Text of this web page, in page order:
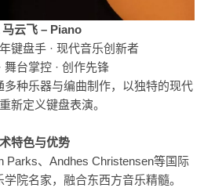
云飞 – Piano
键盘手 · 现代音乐创新者
舞台掌控 · 创作先锋
种乐器与编曲制作，以独特的现代
新定义键盘表演。
特色与优势
Parks、Andhes Christensen等国际
院名家，融合东西方音乐精髓。